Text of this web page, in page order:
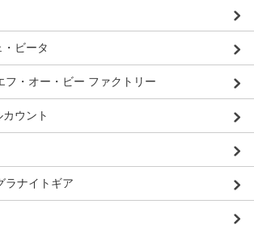
ビータ
フ・オー・ビー ファクトリー
ウント
ラナイトギア